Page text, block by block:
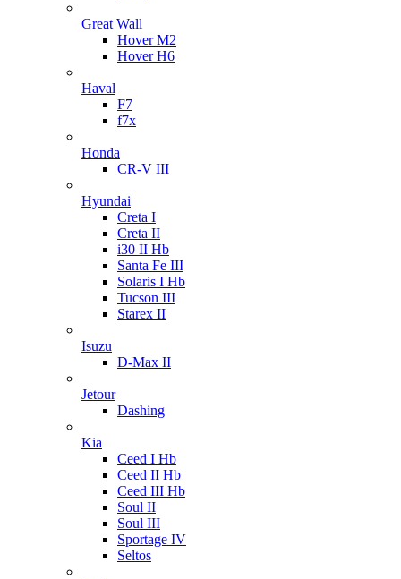
Great Wall
Hover M2
Hover H6
Haval
F7
f7x
Honda
CR-V III
Hyundai
Creta I
Creta II
i30 II Hb
Santa Fe III
Solaris I Hb
Tucson III
Starex II
Isuzu
D-Max II
Jetour
Dashing
Kia
Ceed I Hb
Ceed II Hb
Ceed III Hb
Soul II
Soul III
Sportage IV
Seltos